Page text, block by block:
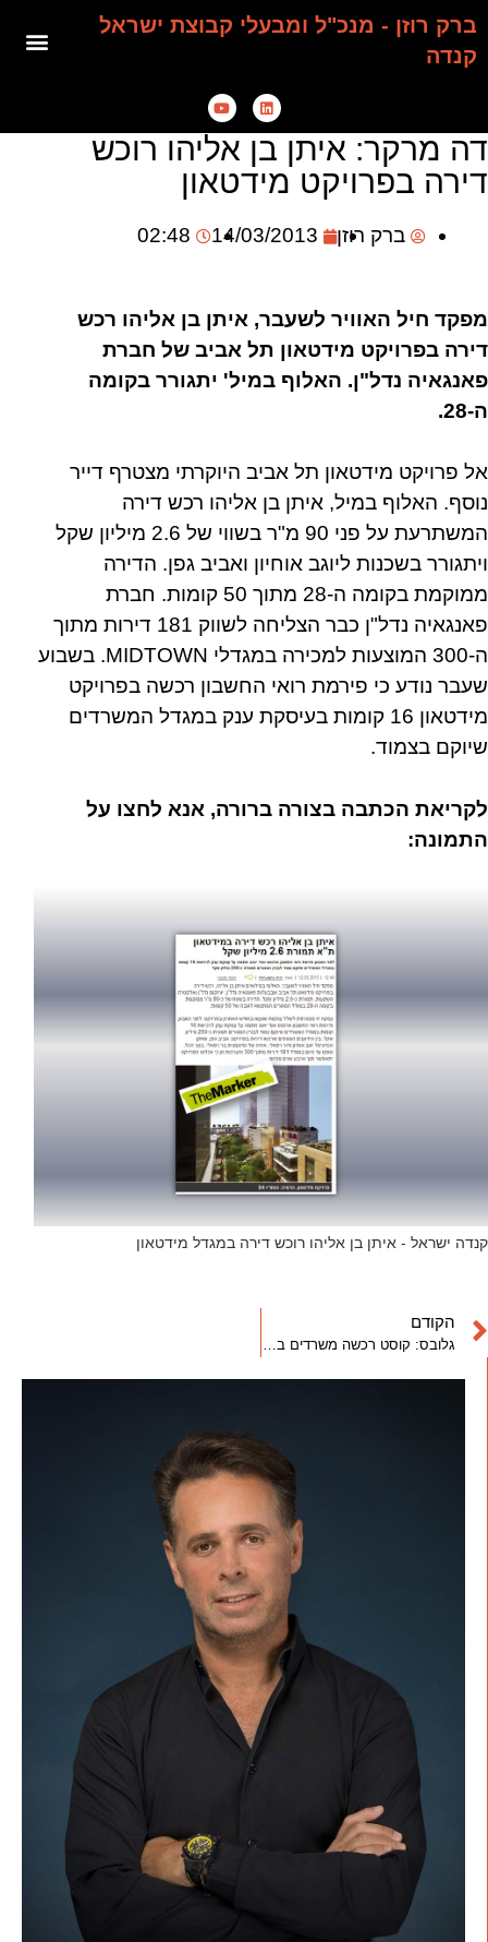
ברק רוזן - מנכ"ל ומבעלי קבוצת ישראל
קנדה
דה מרקר: איתן בן אליהו רוכש
דירה בפרויקט מידטאון
ברק רוזן 14/03/2013
02:48
מפקד חיל האוויר לשעבר, איתן בן אליהו רכש
דירה בפרויקט מידטאון תל אביב של חברת
פאנגאיה נדל"ן. האלוף במיל' יתגורר בקומה
ה-28.
אל פרויקט מידטאון תל אביב היוקרתי מצטרף דייר
נוסף. האלוף במיל, איתן בן אליהו רכש דירה
המשתרעת על פני 90 מ"ר בשווי של 2.6 מיליון שקל
ויתגורר בשכנות ליוגב אוחיון ואביב גפן. הדירה
ממוקמת בקומה ה-28 מתוך 50 קומות. חברת
פאנגאיה נדל"ן כבר הצליחה לשווק 181 דירות מתוך
ה-300 המוצעות למכירה במגדלי MIDTOWN. בשבוע
שעבר נודע כי פירמת רואי החשבון רכשה בפרויקט
מידטאון 16 קומות בעיסקת ענק במגדל המשרדים
שיוקם בצמוד.
לקריאת הכתבה בצורה ברורה, אנא לחצו על
התמונה:
קנדה ישראל - איתן בן אליהו רוכש דירה במגדל מידטאון
הקודם